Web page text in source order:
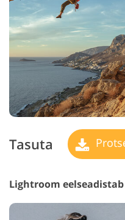
Tasuta
Lightroom